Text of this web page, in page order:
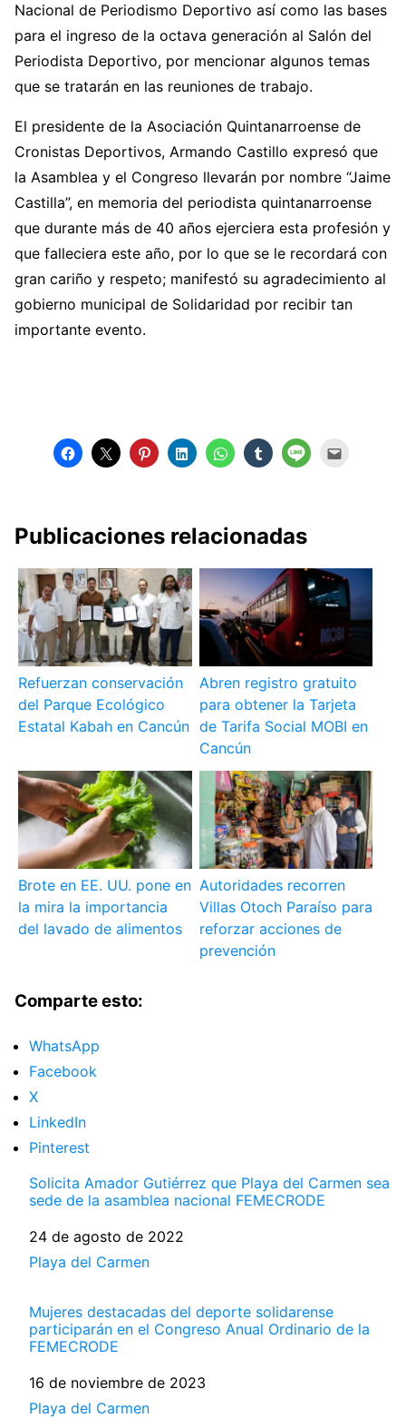
Nacional de Periodismo Deportivo así como las bases
para el ingreso de la octava generación al Salón del
Periodista Deportivo, por mencionar algunos temas
que se tratarán en las reuniones de trabajo.
El presidente de la Asociación Quintanarroense de
Cronistas Deportivos, Armando Castillo expresó que
la Asamblea y el Congreso llevarán por nombre “Jaime
Castilla”, en memoria del periodista quintanarroense
que durante más de 40 años ejerciera esta profesión y
que falleciera este año, por lo que se le recordará con
gran cariño y respeto; manifestó su agradecimiento al
gobierno municipal de Solidaridad por recibir tan
importante evento.
Publicaciones relacionadas
Refuerzan conservación
del Parque Ecológico
Estatal Kabah en Cancún
Abren registro gratuito
para obtener la Tarjeta
de Tarifa Social MOBI en
Cancún
Brote en EE. UU. pone en
la mira la importancia
del lavado de alimentos
Autoridades recorren
Villas Otoch Paraíso para
reforzar acciones de
prevención
Comparte esto:
WhatsApp
Facebook
X
LinkedIn
Pinterest
Solicita Amador Gutiérrez que Playa del Carmen sea
sede de la asamblea nacional FEMECRODE
Fecha
24 de agosto de 2022
Respecto a
Playa del Carmen
Mujeres destacadas del deporte solidarense
participarán en el Congreso Anual Ordinario de la
FEMECRODE
Fecha
16 de noviembre de 2023
Respecto a
Playa del Carmen